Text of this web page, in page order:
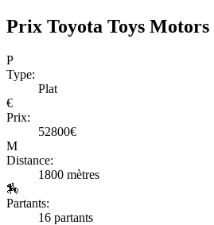
Prix Toyota Toys Motors
P
Type:
Plat
€
Prix:
52800€
M
Distance:
1800 mètres
🏇
Partants:
16 partants